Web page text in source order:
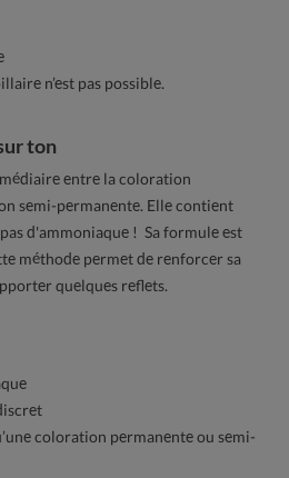
n’est pas possible.
ton
entre la coloration
semi-permanente. Elle contient
d'ammoniaque ! Sa formule est
méthode permet de renforcer sa
quelques reflets.
coloration permanente ou semi-